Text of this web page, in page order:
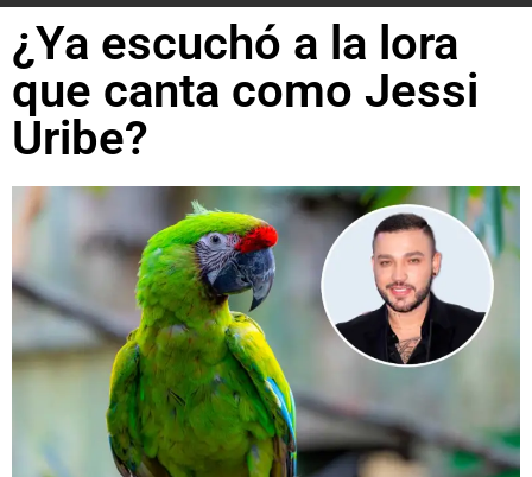
¿Ya escuchó a la lora
que canta como Jessi
Uribe?